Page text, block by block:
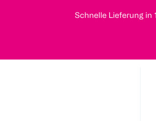
Schnelle Lieferung in